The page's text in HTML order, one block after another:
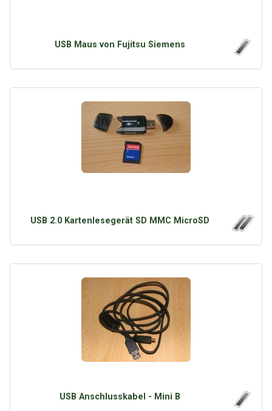
USB Maus von Fujitsu Siemens
USB 2.0 Kartenlesegerät SD MMC MicroSD
USB Anschlusskabel - Mini B